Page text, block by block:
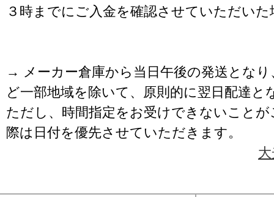
３時までにご入金を確認させていただいた
→ メーカー倉庫から当日午後の発送となり
ど一部地域を除いて、原則的に翌日配達と
ただし、時間指定をお受けできないこと
際は日付を優先させていただきます。